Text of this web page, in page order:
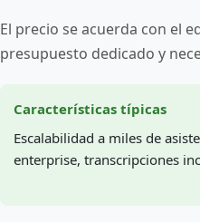
El precio se acuerda con el
presupuesto dedicado y
Características típicas
Escalabilidad a miles de
enterprise, transcripciones